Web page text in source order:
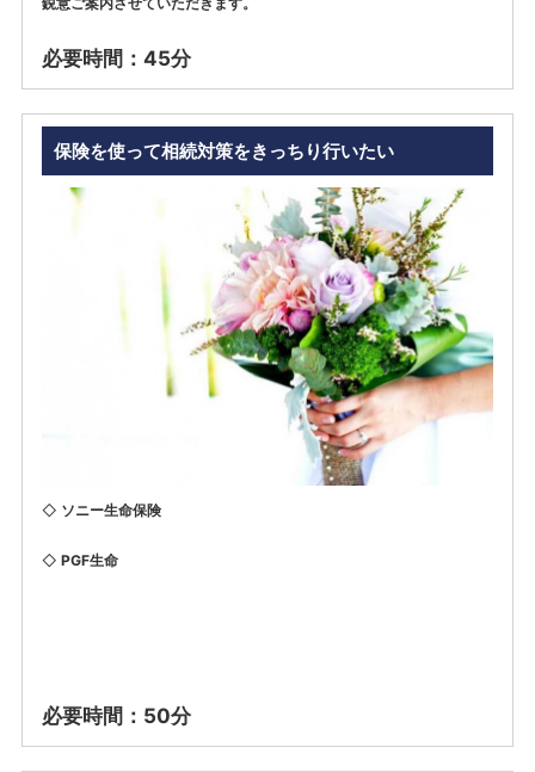
必要時間：45分
保険を使って相続対策をきっちり行いたい
◇ ソニー生命保険
◇PGF生命
必要時間：50分